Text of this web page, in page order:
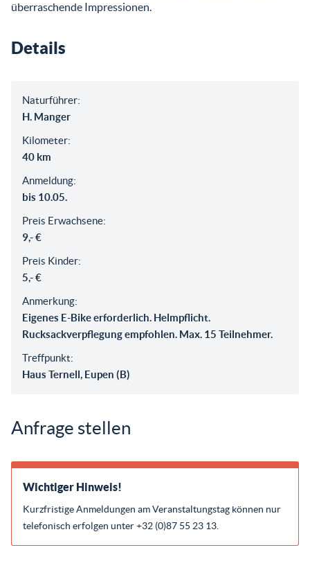
überraschende Impressionen.
Details
Naturführer:
H. Manger
Kilometer:
40 km
Anmeldung:
bis 10.05.
Preis Erwachsene:
9,- €
Preis Kinder:
5,- €
Anmerkung:
Eigenes E-Bike erforderlich. Helmpflicht.
Rucksackverpflegung empfohlen. Max. 15 Teilnehmer.
Treffpunkt:
Haus Ternell, Eupen (B)
Anfrage stellen
Wichtiger Hinweis!
Kurzfristige Anmeldungen am Veranstaltungstag können nur
telefonisch erfolgen unter +32 (0)87 55 23 13.